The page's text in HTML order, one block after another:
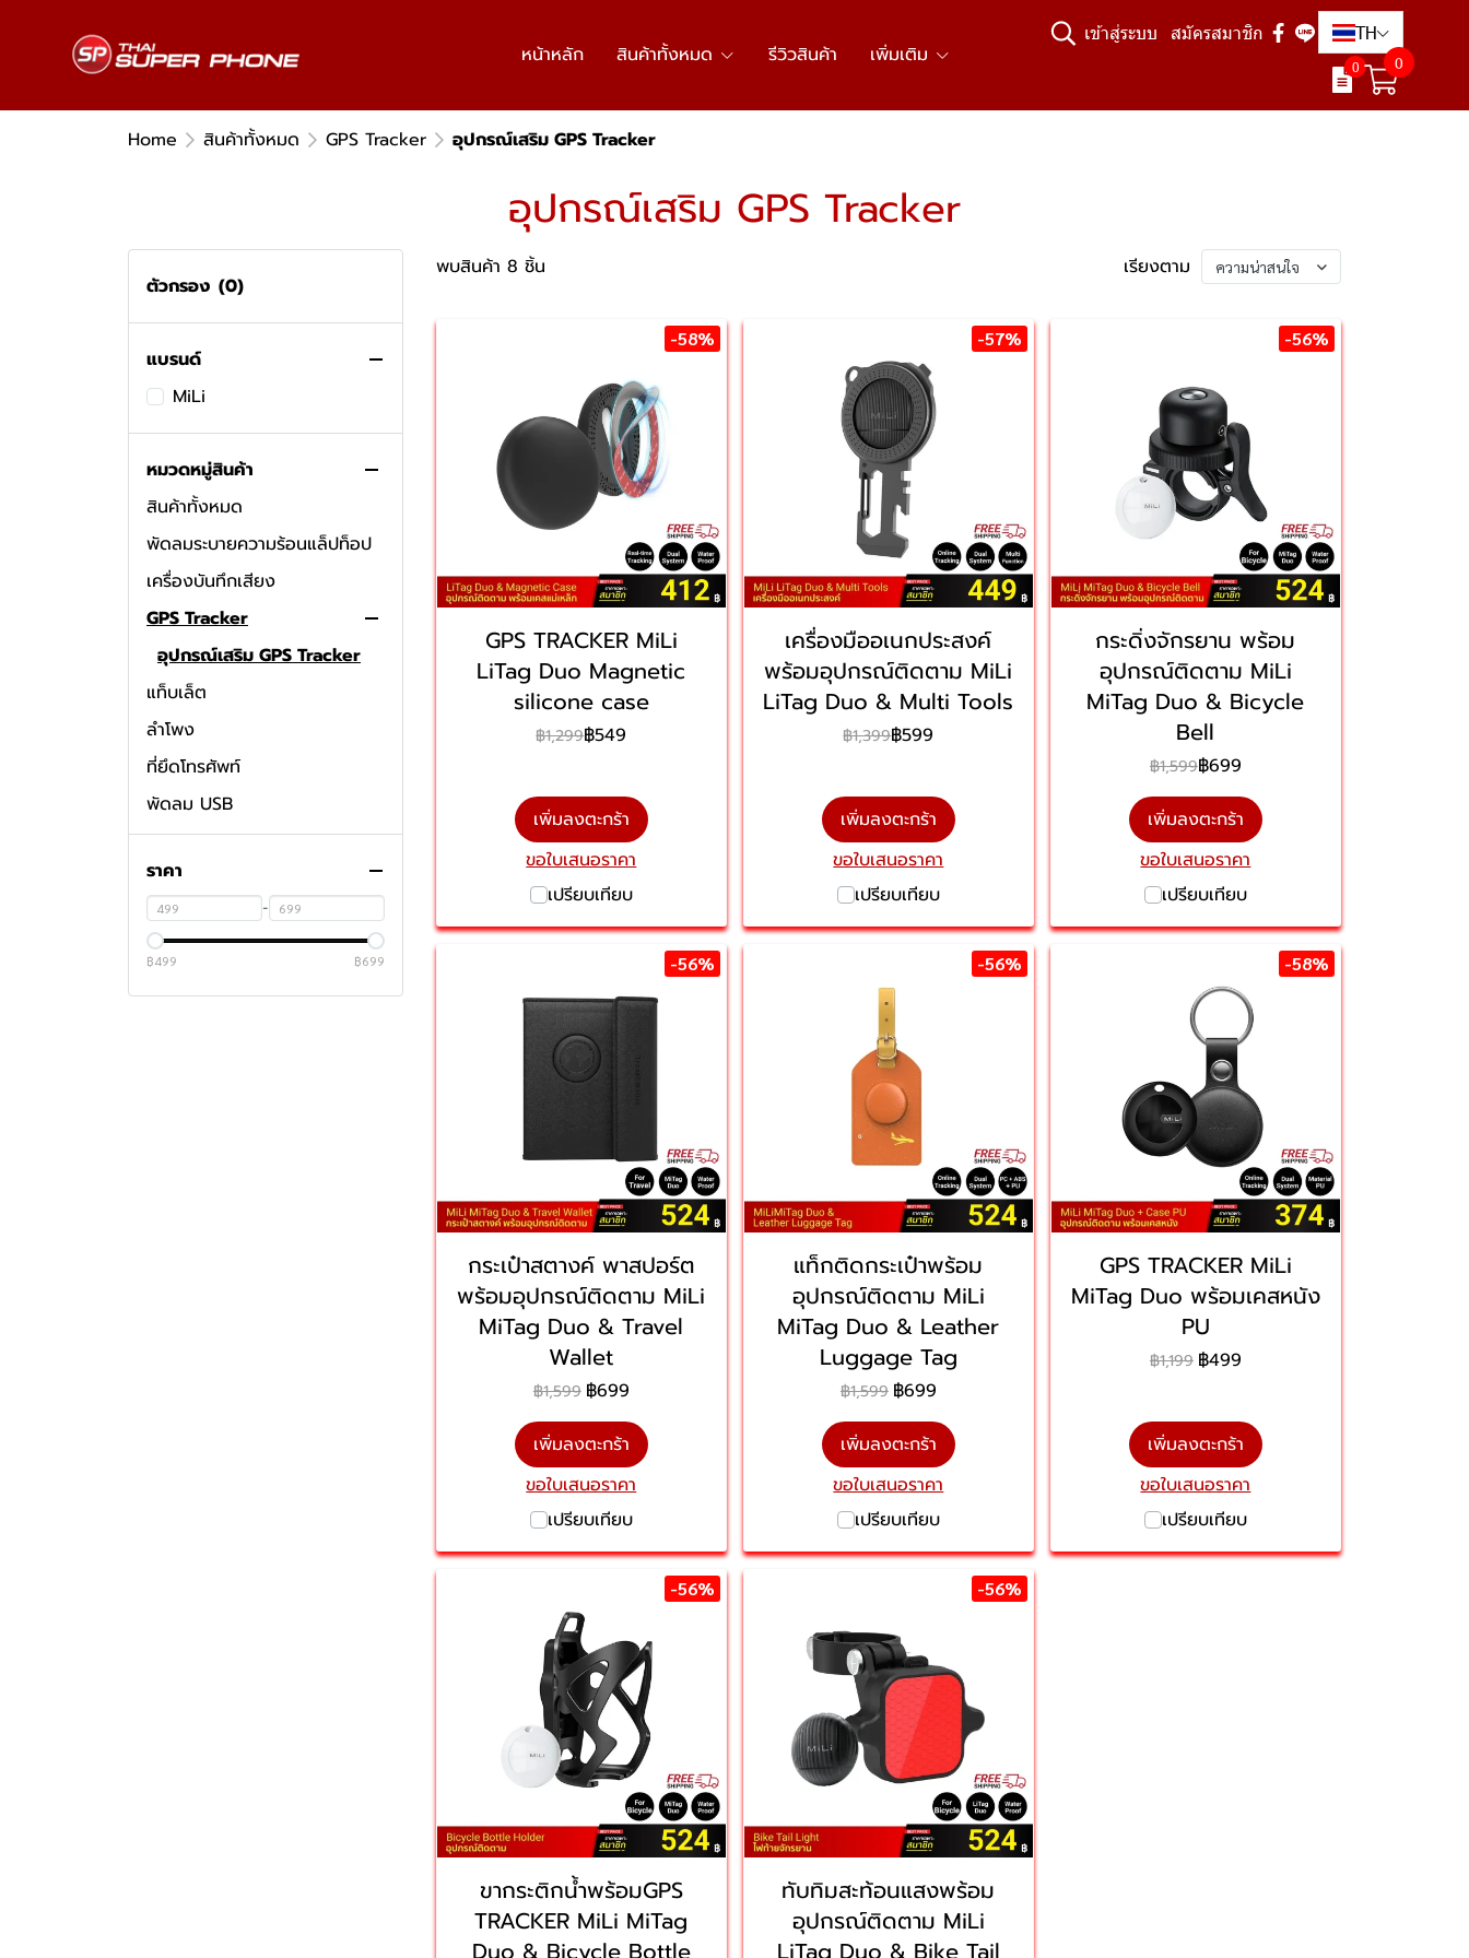
หน้าหลัก สินค้าทั้งหมด รีวิวสินค้า เพิ่มเติม
เข้าสู่ระบบ สมัครสมาชิก TH
0 0
Home สินค้าทั้งหมด GPS Tracker อุปกรณ์เสริม GPS Tracker
อุปกรณ์เสริม GPS Tracker
ตัวกรอง (0)
แบรนด์
MiLi
หมวดหมู่สินค้า
สินค้าทั้งหมด
พัดลมระบายความร้อนแล็ปท็อป
เครื่องบันทึกเสียง
GPS Tracker
อุปกรณ์เสริม GPS Tracker
แท็บเล็ต
ลำโพง
ที่ยึดโทรศัพท์
พัดลม USB
ไฟ USB
เมาส์
ไส้กรองเครื่องฟอกอากาศ
เครื่องชั่งน้ำหนัก
พัดลมระบายความร้อนโทรศัพท์
ราคา
-
฿499 ฿699
พบสินค้า 8 ชิ้น เรียงตาม ความน่าสนใจ
-58%
GPS TRACKER MiLi
LiTag Duo Magnetic
silicone case
฿1,299฿549
เพิ่มลงตะกร้า
ขอใบเสนอราคา
เปรียบเทียบ
-57%
เครื่องมืออเนกประสงค์
พร้อมอุปกรณ์ติดตาม MiLi
LiTag Duo & Multi Tools
฿1,399฿599
เพิ่มลงตะกร้า
ขอใบเสนอราคา
เปรียบเทียบ
-56%
กระดิ่งจักรยาน พร้อม
อุปกรณ์ติดตาม MiLi
MiTag Duo & Bicycle
Bell
฿1,599฿699
เพิ่มลงตะกร้า
ขอใบเสนอราคา
เปรียบเทียบ
-56%
กระเป๋าสตางค์ พาสปอร์ต
พร้อมอุปกรณ์ติดตาม MiLi
MiTag Duo & Travel
Wallet
฿1,599 ฿699
เพิ่มลงตะกร้า
ขอใบเสนอราคา
เปรียบเทียบ
-56%
แท็กติดกระเป๋าพร้อม
อุปกรณ์ติดตาม MiLi
MiTag Duo & Leather
Luggage Tag
฿1,599 ฿699
เพิ่มลงตะกร้า
ขอใบเสนอราคา
เปรียบเทียบ
-58%
GPS TRACKER MiLi
MiTag Duo พร้อมเคสหนัง
PU
฿1,199 ฿499
เพิ่มลงตะกร้า
ขอใบเสนอราคา
เปรียบเทียบ
-56%
ขากระติกน้ำพร้อมGPS
TRACKER MiLi MiTag
-56%
ทับทิมสะท้อนแสงพร้อม
อุปกรณ์ติดตาม MiLi